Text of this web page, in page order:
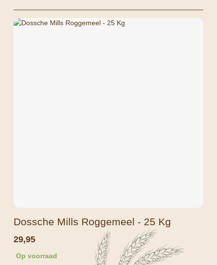
Dossche Mills Roggemeel - 25 Kg
29,95
Op voorraad